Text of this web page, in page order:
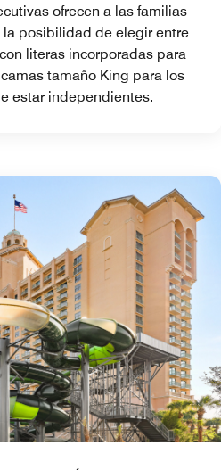
ofrecen a las familias
posibilidad de elegir entre
literas incorporadas para
tamaño King para los
estar independientes.